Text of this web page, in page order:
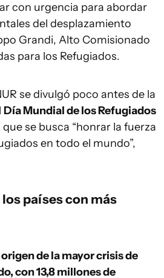
con urgencia para abordar
del desplazamiento
Grandi, Alto Comisionado
para los Refugiados.
se divulgó poco antes de la
Día Mundial de los Refugiados
se busca “honrar la fuerza
en todo el mundo”,
países con más
de la mayor crisis de
con 13,8 millones de